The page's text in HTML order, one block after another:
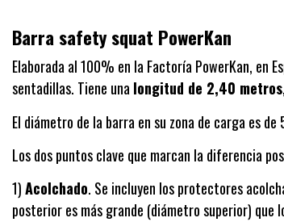
Barra safety squat PowerKan
Elaborada al 100% en la Factoría PowerKan, en
sentadillas. Tiene una longitud de 2,40 metros
El diámetro de la barra en su zona de carga es
Los dos puntos clave que marcan la diferencia
1)Acolchado. Se incluyen los protectores
posterior es más grande (diámetro superior) que